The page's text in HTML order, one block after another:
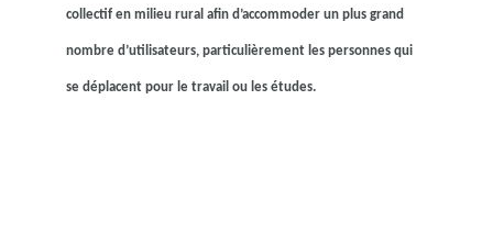
collectif en milieu rural afin d’accommoder un plus grand
nombre d’utilisateurs, particulièrement les personnes qui
se déplacent pour le travail ou les études.